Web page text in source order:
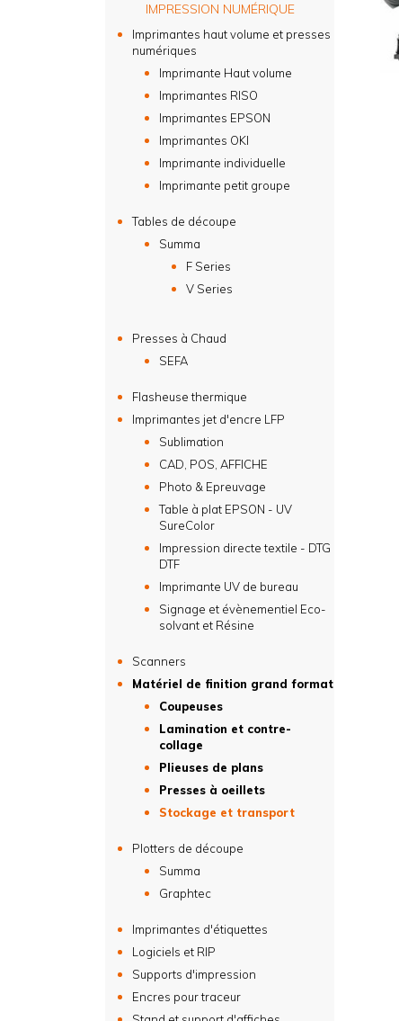
IMPRESSION NUMÉRIQUE
Imprimantes haut volume et presses
numériques
Imprimante Haut volume
Imprimantes RISO
Imprimantes EPSON
Imprimantes OKI
Imprimante individuelle
Imprimante petit groupe
Tables de découpe
Summa
F Series
V Series
Presses à Chaud
SEFA
Flasheuse thermique
Imprimantes jet d'encre LFP
Sublimation
CAD, POS, AFFICHE
Photo & Epreuvage
Table à plat EPSON - UV
SureColor
Impression directe textile - DTG
DTF
Imprimante UV de bureau
Signage et évènementiel Eco-
solvant et Résine
Scanners
Matériel de finition grand format
Coupeuses
Lamination et contre-
collage
Plieuses de plans
Presses à oeillets
Stockage et transport
Plotters de découpe
Summa
Graphtec
Imprimantes d'étiquettes
Logiciels et RIP
Supports d'impression
Encres pour traceur